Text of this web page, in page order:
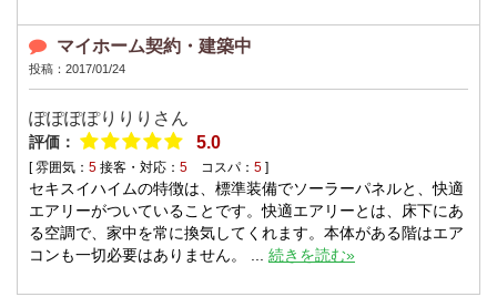
マイホーム契約・建築中
投稿：2017/01/24
ぽぽぽぽりりり さん
評価： 5.0
[ 雰囲気： 5 接客・対応： 5 コスパ： 5 ]
セキスイハイムの特徴は、標準装備でソーラーパネルと、快適
エアリーがついていることです。快適エアリーとは、床下にあ
る空調で、家中を常に換気してくれます。本体がある階はエア
コンも一切必要はありません。 ...
続きを読む»